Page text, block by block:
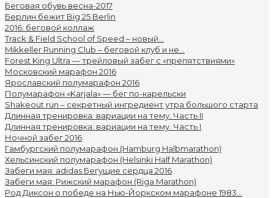
Беговая обувь весна-2017
Берлин бежит Big 25 Berlin
2016: беговой коллаж
Track & Field School of Speed – новый...
Mikkeller Running Club – беговой клуб и не...
Forest King Ultra — трейловый забег с «препятствиями»
Московский марафон 2016
Ярославский полумарафон 2016
Полумарафон «Karjala» — бег по-карельски
Shakeout run – секретный ингредиент утра большого старта
Длинная тренировка: вариации на тему. Часть II
Длинная тренировка: вариации на тему. Часть I
Ночной забег 2016
Гамбургский полумарафон (Hamburg Halbmarathon)
Хельсинcкий полумарафон (Helsinki Half Marathon)
Забеги мая: adidas Бегущие сердца 2016
Забеги мая: Рижский марафон (Riga Marathon)
Род Диксон о победе на Нью-Йоркском марафоне 1983...